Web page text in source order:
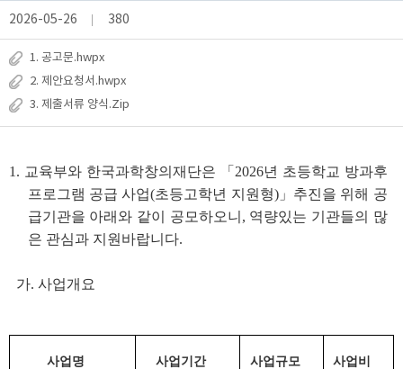
2026-05-26 380
1. 공고문.hwpx
2. 제안요청서.hwpx
3. 제출서류 양식.Zip
1. 교육부와 한국과학창의재단은 「2026년 초등학교 방과후
프로그램 공급 사업(초등고학년 지원형)」추진을 위해 공
급기관을 아래와 같이 공모하오니, 역량있는 기관들의 많
은 관심과 지원바랍니다.
가. 사업개요
사업명 사업기간 사업규모 사업비